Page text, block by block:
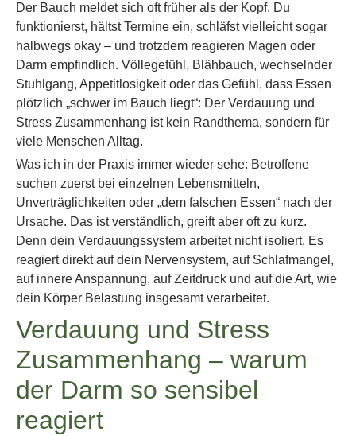
Der Bauch meldet sich oft früher als der Kopf. Du
funktionierst, hältst Termine ein, schläfst vielleicht sogar
halbwegs okay – und trotzdem reagieren Magen oder
Darm empfindlich. Völlegefühl, Blähbauch, wechselnder
Stuhlgang, Appetitlosigkeit oder das Gefühl, dass Essen
plötzlich „schwer im Bauch liegt“: Der Verdauung und
Stress Zusammenhang ist kein Randthema, sondern für
viele Menschen Alltag.
Was ich in der Praxis immer wieder sehe: Betroffene
suchen zuerst bei einzelnen Lebensmitteln,
Unverträglichkeiten oder „dem falschen Essen“ nach der
Ursache. Das ist verständlich, greift aber oft zu kurz.
Denn dein Verdauungssystem arbeitet nicht isoliert. Es
reagiert direkt auf dein Nervensystem, auf Schlafmangel,
auf innere Anspannung, auf Zeitdruck und auf die Art, wie
dein Körper Belastung insgesamt verarbeitet.
Verdauung und Stress
Zusammenhang – warum
der Darm so sensibel
reagiert